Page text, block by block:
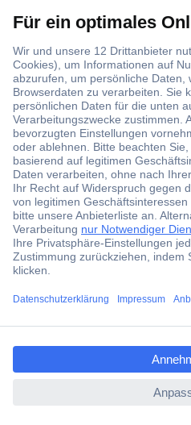
Die Entwicklung der LED (Light
abgebende Diode)hat in den
Fortschritte gemacht.
Nachdem es technisch möglich
und gelben LEDs nun auch blaue
produzieren, legte die
Lichtausbeute zu erhöhen.
Mit derEntwicklung der
Anzeigezwecken genutzt
LEDs sind seit einigen Jahren
e
ccp.user.init.failed